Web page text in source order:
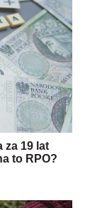
za 19 lat
to RPO?